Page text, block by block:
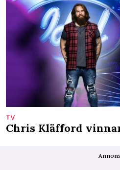
TV
Chris Kläfford